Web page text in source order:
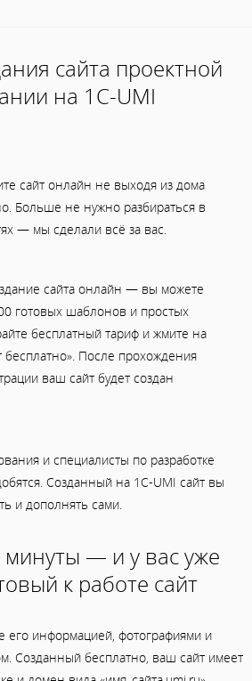
сайта проектной
на 1С-UMI
сайт онлайн не выходя из дома
Больше не нужно разбираться в
— мы сделали всё за вас.
сайта онлайн — вы можете
готовых шаблонов и простых
бесплатный тариф и жмите на
бесплатно». После прохождения
ваш сайт будет создан
и специалисты по разработке
Созданный на 1C-UMI сайт вы
и дополнять сами.
минуты — и у вас уже
к работе сайт
информацией, фотографиями и
Созданный бесплатно, ваш сайт имеет